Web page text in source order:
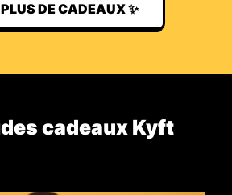
DE CADEAUX ✨
cadeaux Kyft​